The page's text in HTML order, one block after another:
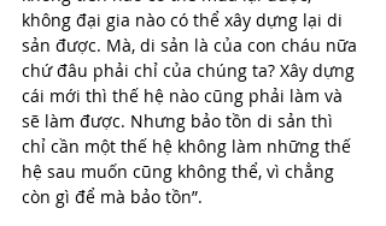
không đại gia nào có thể xây dựng lại di
sản được. Mà, di sản là của con cháu nữa
chứ đâu phải chỉ của chúng ta? Xây dựng
cái mới thì thế hệ nào cũng phải làm và
sẽ làm được. Nhưng bảo tồn di sản thì
chỉ cần một thế hệ không làm những thế
hệ sau muốn cũng không thể, vì chẳng
còn gì để mà bảo tồn”.